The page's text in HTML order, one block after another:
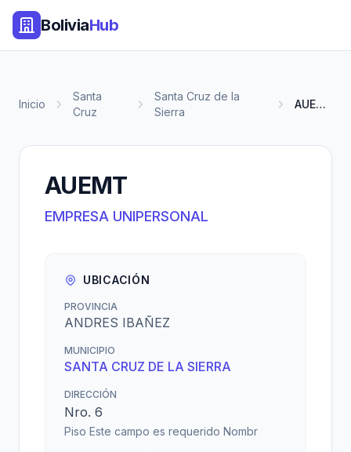
BoliviaHub
Inicio
Santa
Cruz
Santa Cruz de la
Sierra
AUEMT
AUEMT
EMPRESA UNIPERSONAL
UBICACIÓN
PROVINCIA
ANDRES IBAÑEZ
MUNICIPIO
SANTA CRUZ DE LA SIERRA
DIRECCIÓN
Nro. 6
Piso Este campo es requerido Nombr